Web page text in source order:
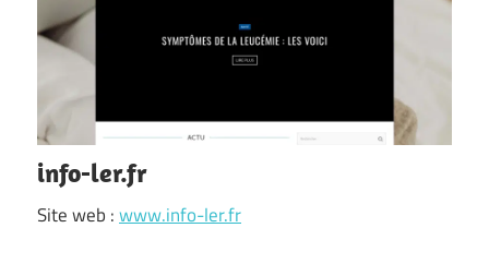
info-ler.fr
Site web :www.info-ler.fr